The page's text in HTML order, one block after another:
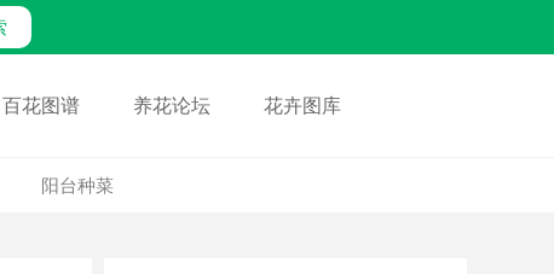
百花图谱 养花论坛 花卉图库
阳台种菜